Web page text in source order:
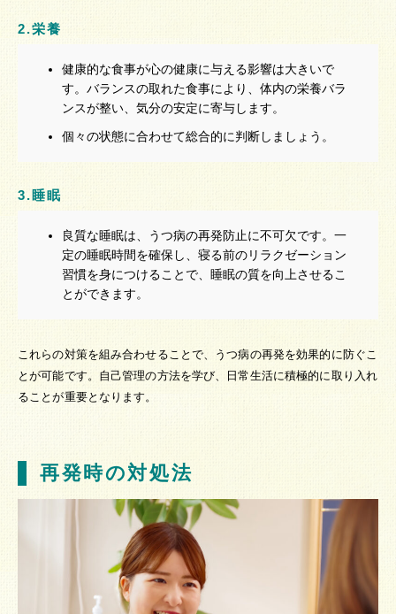
2.栄養
健康的な食事が心の健康に与える影響は大きいで
す。バランスの取れた食事により、体内の栄養バラ
ンスが整い、気分の安定に寄与します。
個々の状態に合わせて総合的に判断しましょう。
3.睡眠
良質な睡眠は、うつ病の再発防止に不可欠です。一
定の睡眠時間を確保し、寝る前のリラクゼーション
習慣を身につけることで、睡眠の質を向上させるこ
とができます。
これらの対策を組み合わせることで、うつ病の再発を効果的に防ぐこ
とが可能です。自己管理の方法を学び、日常生活に積極的に取り入れ
ることが重要となります。
再発時の対処法